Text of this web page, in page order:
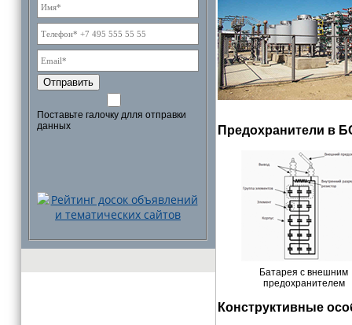
Отправить
Поставьте галочку длля отправки
данных
Предохранители в
Батарея с внешним
предохранителем
Конструктивные